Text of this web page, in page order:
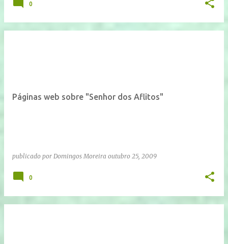
0
Páginas web sobre "Senhor dos Aflitos"
publicado por Domingos Moreira outubro 25, 2009
0